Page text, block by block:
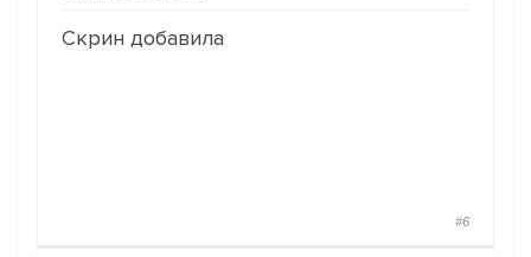
Скрин добавила
#6